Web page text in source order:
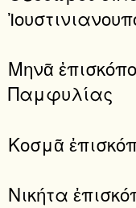
Μηνᾶ
Παμφυλίας
Κοσμᾶ
Νικήτα